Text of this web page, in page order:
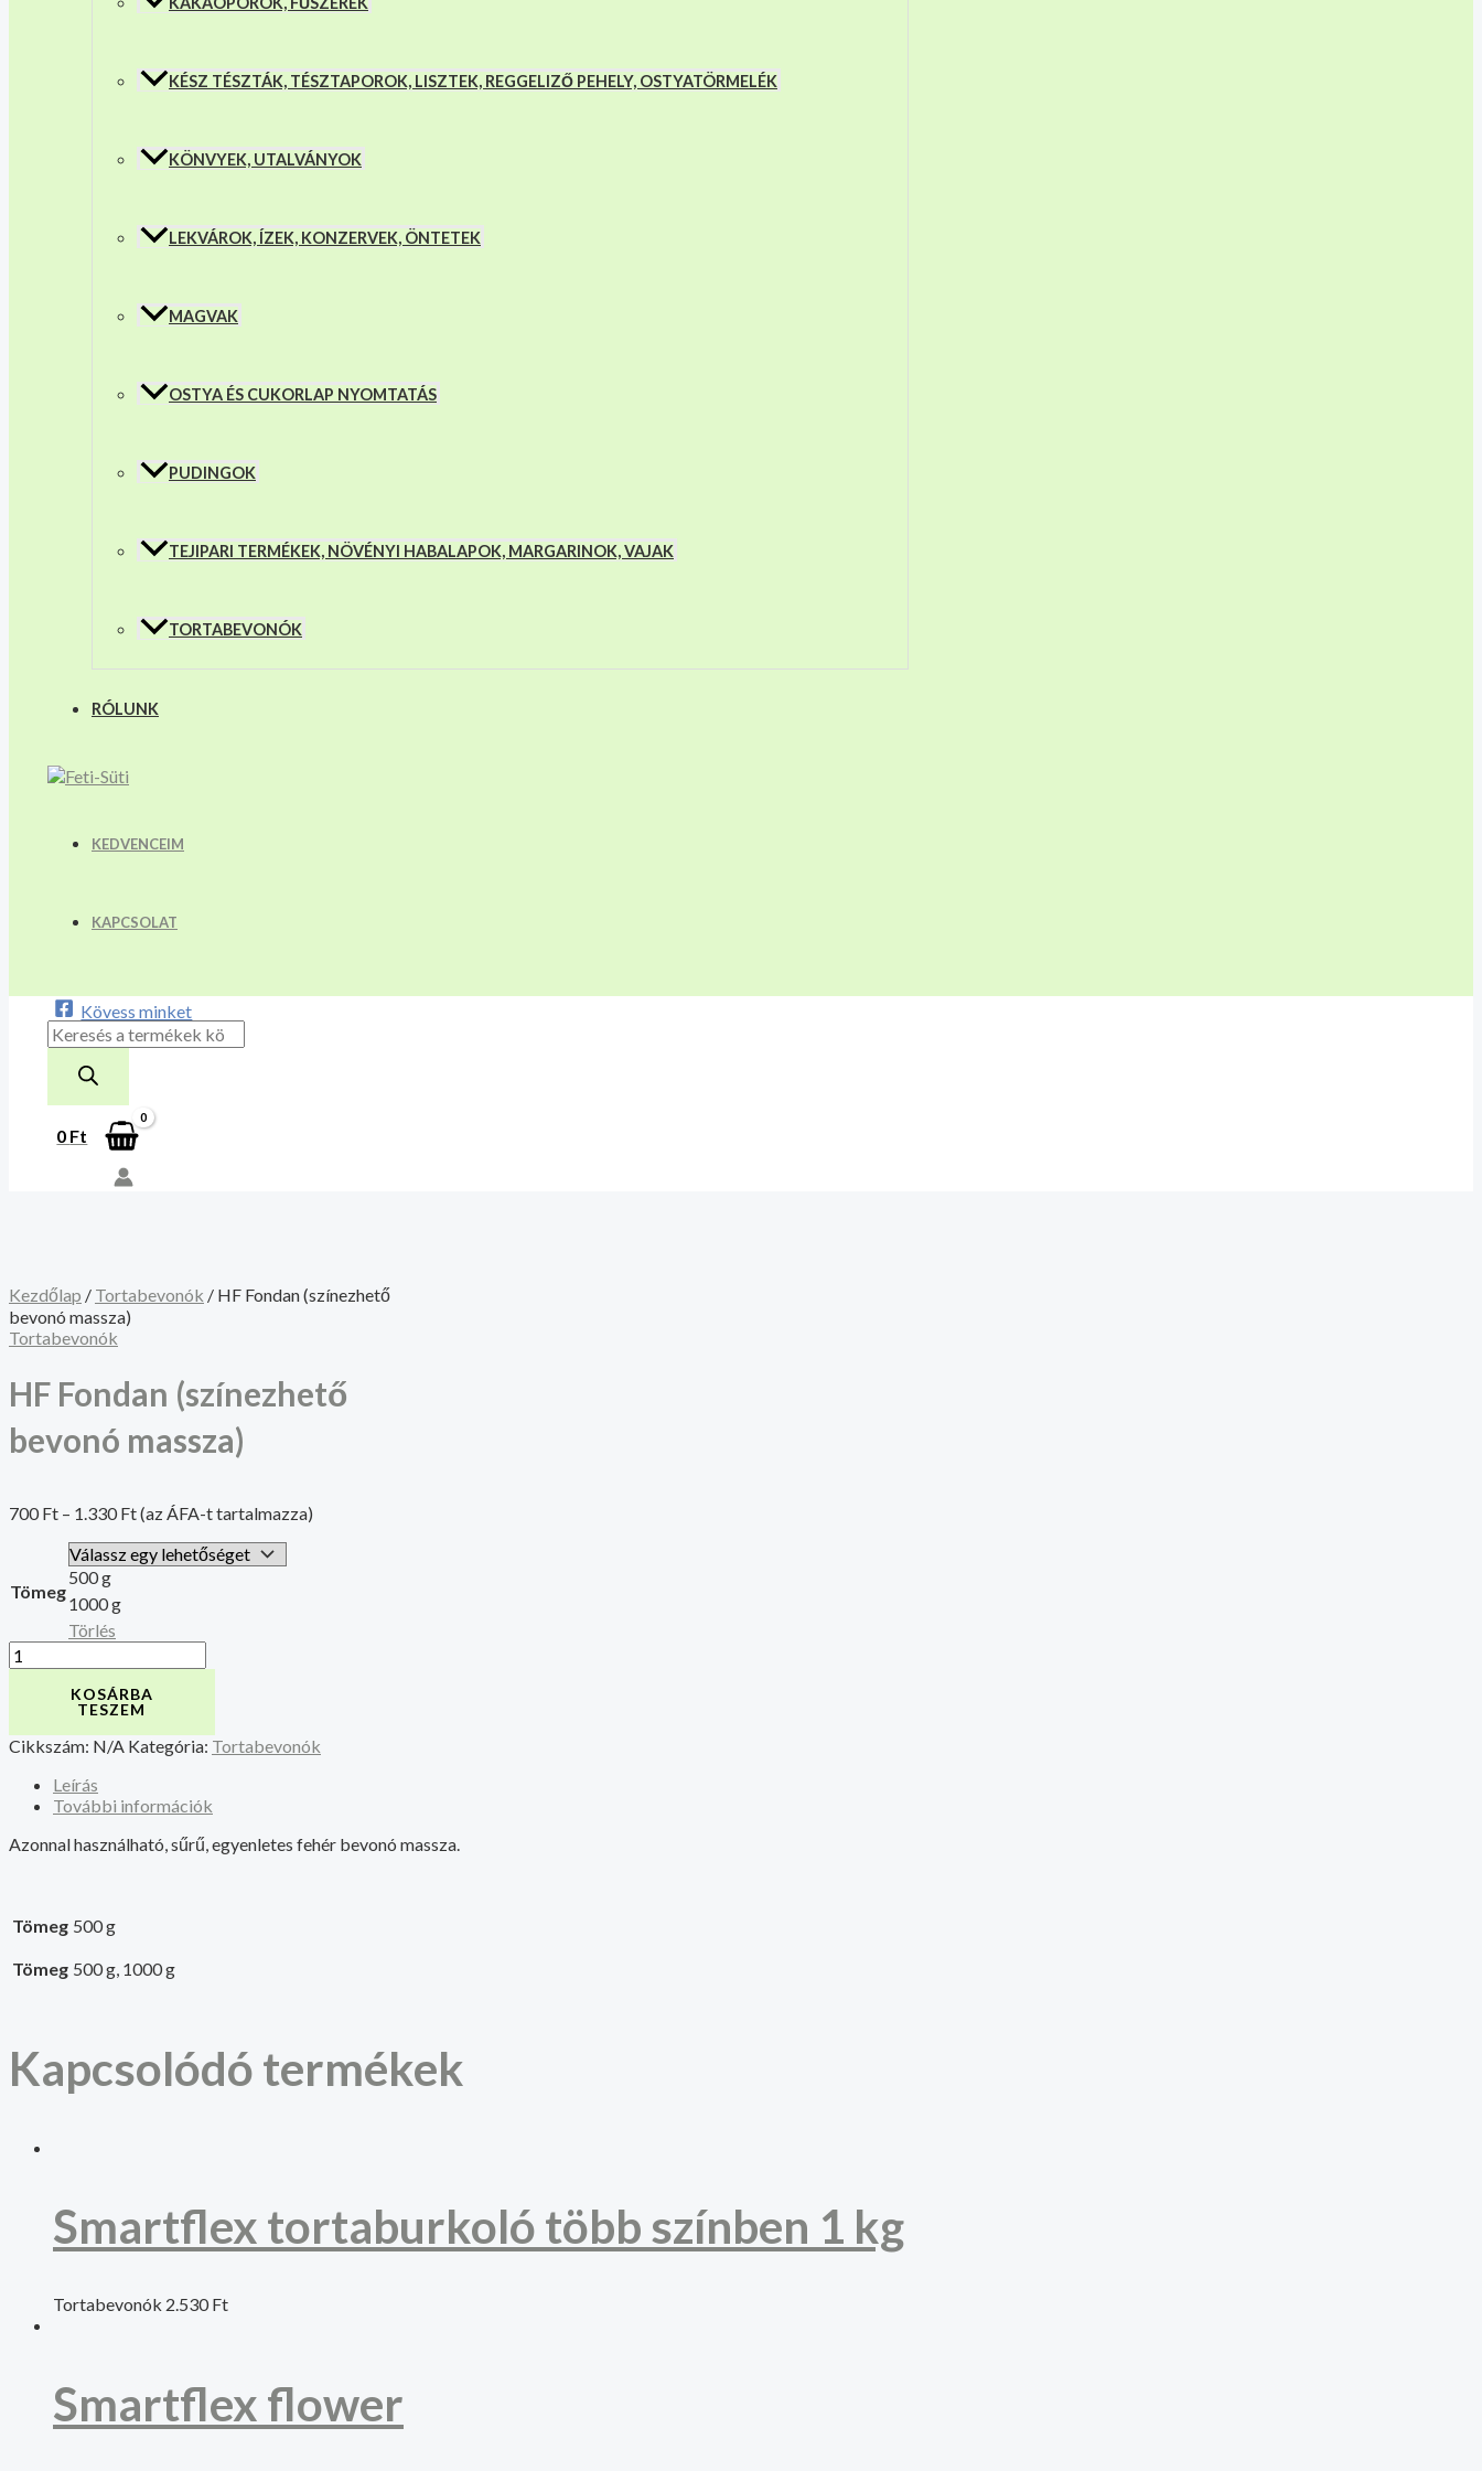
KÉSZ TÉSZTÁK, TÉSZTAPOROK, LISZTEK, REGGELIZŐ PEHELY, OSTYATÖRMELÉK
KÖNVYEK, UTALVÁNYOK
LEKVÁROK, ÍZEK, KONZERVEK, ÖNTETEK
MAGVAK
OSTYA ÉS CUKORLAP NYOMTATÁS
PUDINGOK
TEJIPARI TERMÉKEK, NÖVÉNYI HABALAPOK, MARGARINOK, VAJAK
TORTABEVONÓK
RÓLUNK
KEDVENCEIM
KAPCSOLAT
Kövess minket
0 Ft
Kezdőlap / Tortabevonók / HF Fondan (színezhető
bevonó massza)
Tortabevonók
HF Fondan (színezhető
bevonó massza)
700Ft – 1.330Ft(az ÁFA-t tartalmazza)
Tömeg
500 g
1000 g
Törlés
KOSÁRBA
TESZEM
Cikkszám: N/A Kategória: Tortabevonók
Leírás
További információk
Azonnal használható, sűrű, egyenletes fehér bevonó massza.
Tömeg 500 g
Tömeg 500 g, 1000 g
Kapcsolódó termékek
Smartflex tortaburkoló több színben 1 kg
Tortabevonók 2.530Ft
Smartflex flower